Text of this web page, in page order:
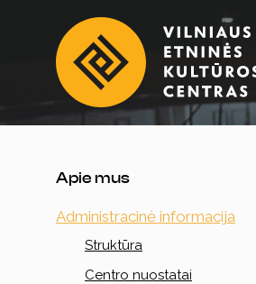
Apie mus
Administracinė informacija
Struktūra
Centro nuostatai